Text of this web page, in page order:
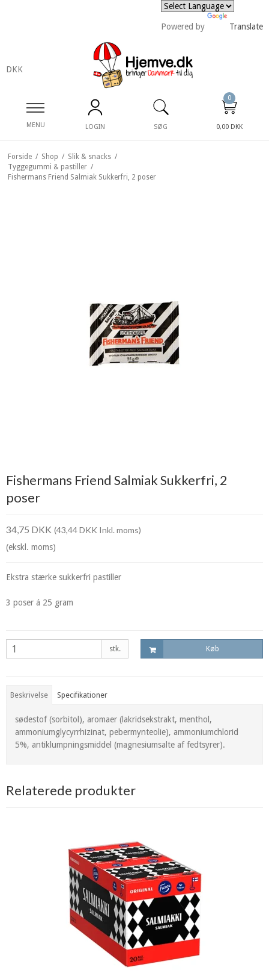
Powered by Translate
DKK
MENU LOGIN SØG
0
0,00 DKK
Forside / Shop / Slik & snacks /
Tyggegummi & pastiller /
Fishermans Friend Salmiak Sukkerfri, 2 poser
Fishermans Friend Salmiak Sukkerfri, 2
poser
34,75 DKK (43,44 DKK Inkl. moms)
(ekskl. moms)
Ekstra stærke sukkerfri pastiller
3 poser á 25 gram
stk. Køb
Beskrivelse Specifikationer
sødestof (sorbitol), aromaer (lakridsekstrakt, menthol,
ammoniumglycyrrhizinat, pebermynteolie), ammoniumchlorid
5%, antiklumpningsmiddel (magnesiumsalte af fedtsyrer).
Relaterede produkter